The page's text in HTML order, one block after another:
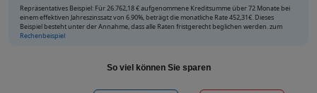
Repräsentatives Beispiel: Für 26.762,18 € aufgenommene Kreditsumme über 72 Monate bei
einem effektiven Jahreszinssatz von 6.90%, beträgt die monatliche Rate 452,31€. Dieses
Beispiel besteht unter der Annahme, dass alle Raten fristgerecht beglichen werden. zum
Rechenbeispiel
So viel können Sie sparen